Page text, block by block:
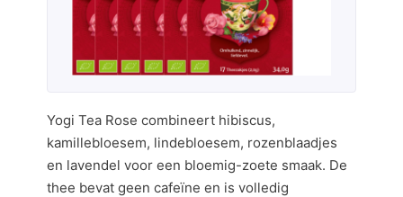
Yogi Tea Rose combineert hibiscus,
kamillebloesem, lindebloesem, rozenblaadjes
en lavendel voor een bloemig-zoete smaak. De
thee bevat geen cafeïne en is volledig